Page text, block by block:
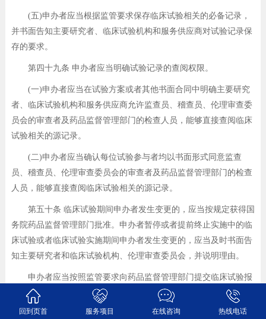
(五)申办者应当根据监管要求保存临床试验相关的必备记录，
并书面告知主要研究者、临床试验机构和服务供应商对试验记录保
存的要求。
第四十九条 申办者应当明确试验记录的查阅权限。
(一)申办者应当在试验方案或者其他书面合同中明确主要研究
者、临床试验机构和服务供应商允许监查员、稽查员、伦理审查委
员会的审查者及药品监督管理部门的检查人员，能够直接查阅临床
试验相关的源记录。
(二)申办者应当确认每位试验参与者均以书面形式同意监查
员、稽查员、伦理审查委员会的审查者及药品监督管理部门的检查
人员，能够直接查阅临床试验相关的源记录。
第五十条 临床试验期间申办者发生变更的，应当按规定获得国
务院药品监督管理部门批准。申办者暂停或者提前终止实施中的临
床试验或者临床试验实施期间申办者发生变更的，应当及时书面告
知主要研究者和临床试验机构、伦理审查委员会，并说明理由。
申办者应当按照监管要求向药品监督管理部门提交临床试验报
告。临床试验报告应当全面、完整、准确反映临床试验结果，临床
试验数据应当与源记录一致。
回到页首 服务项目 在线咨询 热线电话